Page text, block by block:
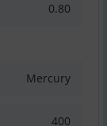
0.80
Mercury
400